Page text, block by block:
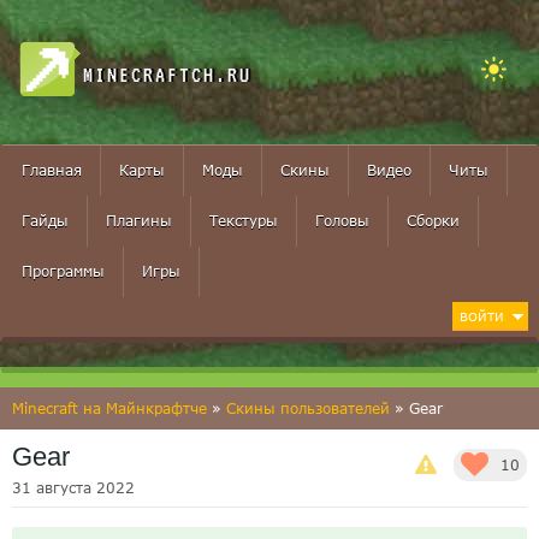
MINECRAFTCH.RU
Главная Карты Моды Скины Видео Читы
Гайды Плагины Текстуры Головы Сборки
Программы Игры
ВОЙТИ
Minecraft на Майнкрафтче » Скины пользователей » Gear
10
Gear
31 августа 2022